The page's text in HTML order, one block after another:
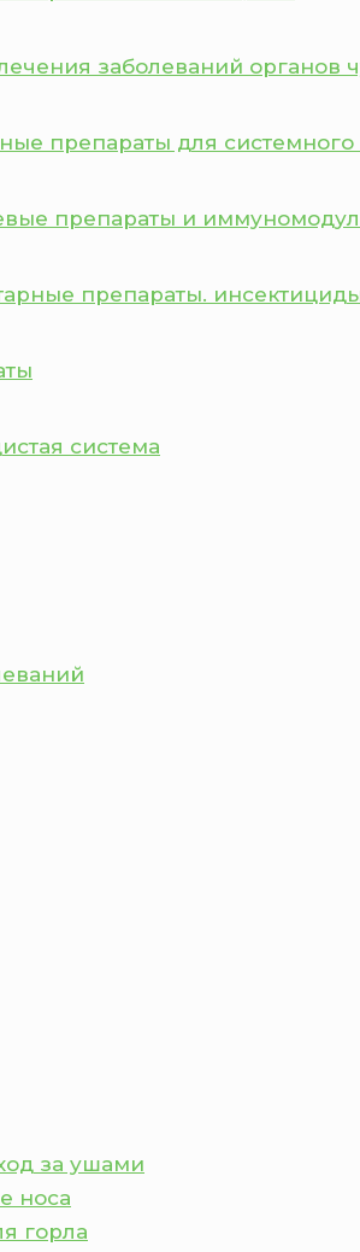
заболеваний органов
препараты для
препараты и
препараты.
система
за ушами
носа
горла